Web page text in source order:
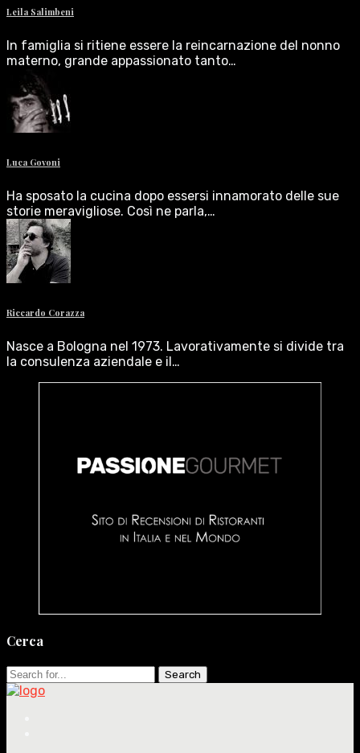
Leila Salimbeni
In famiglia si ritiene essere la reincarnazione del nonno
materno, grande appassionato tanto…
Luca Govoni
Ha sposato la cucina dopo essersi innamorato delle sue
storie meravigliose. Così ne parla,…
Riccardo Corazza
Nasce a Bologna nel 1973. Lavorativamente si divide tra
la consulenza aziendale e il…
Cerca
Search
for: